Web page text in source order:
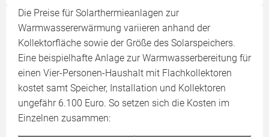
Die Preise für Solarthermieanlagen zur
Warmwassererwärmung variieren anhand der
Kollektorfläche sowie der Größe des Solarspeichers.
Eine beispielhafte Anlage zur Warmwasserbereitung für
einen Vier-Personen-Haushalt mit Flachkollektoren
kostet samt Speicher, Installation und Kollektoren
ungefähr 6.100 Euro. So setzen sich die Kosten im
Einzelnen zusammen: